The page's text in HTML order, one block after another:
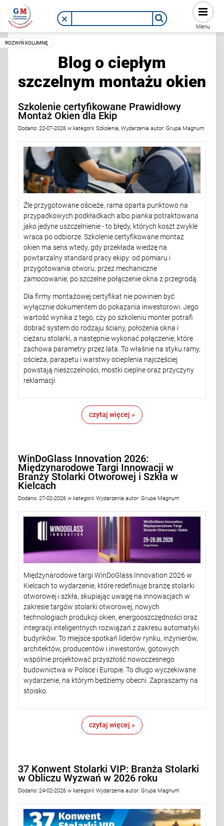
Menu
Blog o ciepłym
szczelnym montażu okien
Szkolenie certyfikowane Prawidłowy
Montaż Okien dla Ekip
Dodano: 22-07-2026 w kategorii: Szkolenia, Wydarzenia autor: Grupa Magnum
Źle przygotowane ościeże, rama oparta punktowo na
przypadkowych podkładkach albo pianka potraktowana
jako jedyne uszczelnienie - to błędy, których koszt zwykle
wraca po odbiorze. Szkolenie certyfikowane montaż
okien ma sens wtedy, gdy przekłada wiedzę na
powtarzalny standard pracy ekipy: od pomiaru i
przygotowania otworu, przez mechaniczne
zamocowanie, po szczelne połączenie okna z przegrodą.
Dla firmy montażowej certyfikat nie powinien być
wyłącznie dokumentem do pokazania inwestorowi. Jego
wartość wynika z tego, czy po szkoleniu monter potrafi
dobrać system do rodzaju ściany, położenia okna i
ciężaru stolarki, a następnie wykonać połączenie, które
zachowa parametry przez lata. To właśnie na styku ramy,
ościeża, parapetu i warstwy ocieplenia najczęściej
powstają nieszczelności, mostki cieplne oraz przyczyny
reklamacji.
czytaj więcej »
WinDoGlass Innovation 2026:
Międzynarodowe Targi Innowacji w
Branży Stolarki Otworowej i Szkła w
Kielcach
Dodano: 27-02-2026 w kategorii: Wydarzenia autor: Grupa Magnum
Międzynarodowe targi WinDoGlass Innovation 2026 w
Kielcach to wydarzenie, które redefiniuje branżę stolarki
otworowej i szkła, skupiając uwagę na innowacjach w
zakresie targów stolarki otworowej, nowych
technologiach produkcji okien, energooszczędności oraz
integracji inteligentnych rozwiązań z zakresu automatyki
budynków. To miejsce spotkań liderów rynku, inżynierów,
architektów, producentów i inwestorów, gotowych
wspólnie projektować przyszłość nowoczesnego
budownictwa w Polsce i Europie. To długo wyczekiwane
wydarzenie, na którym będziemy obecni. Zapraszamy na
stoisko.
czytaj więcej »
37 Konwent Stolarki VIP: Branża Stolarki
w Obliczu Wyzwań w 2026 roku
Dodano: 24-02-2026 w kategorii: Wydarzenia autor: Grupa Magnum